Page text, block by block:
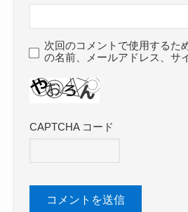
次回のコメントで使用するた
の名前、メールアドレス、サ
CAPTCHA コード